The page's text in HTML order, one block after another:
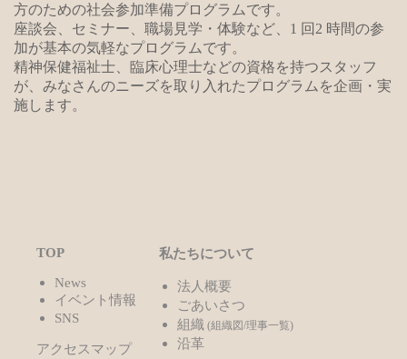
方のための社会参加準備プログラムです。
座談会、セミナー、職場見学・体験など、1 回2 時間の参
加が基本の気軽なプログラムです。
精神保健福祉士、臨床心理士などの資格を持つスタッフ
が、みなさんのニーズを取り入れたプログラムを企画・実
施します。
TOP
News
イベント情報
SNS
アクセスマップ
私たちについて
法人概要
ごあいさつ
組織 (組織図/理事一覧)
沿革